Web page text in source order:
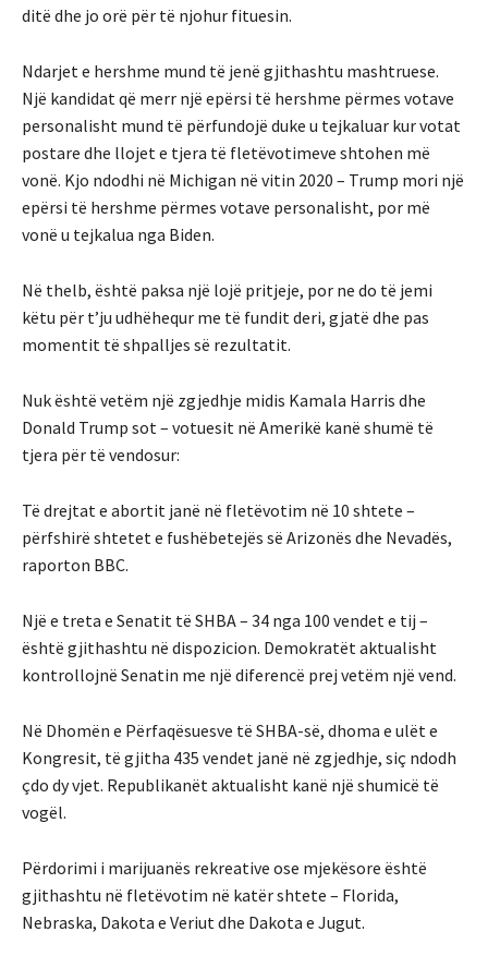
ditë dhe jo orë për të njohur fituesin.
Ndarjet e hershme mund të jenë gjithashtu mashtruese.
Një kandidat që merr një epërsi të hershme përmes votave
personalisht mund të përfundojë duke u tejkaluar kur votat
postare dhe llojet e tjera të fletëvotimeve shtohen më
vonë. Kjo ndodhi në Michigan në vitin 2020 – Trump mori një
epërsi të hershme përmes votave personalisht, por më
vonë u tejkalua nga Biden.
Në thelb, është paksa një lojë pritjeje, por ne do të jemi
këtu për t’ju udhëhequr me të fundit deri, gjatë dhe pas
momentit të shpalljes së rezultatit.
Nuk është vetëm një zgjedhje midis Kamala Harris dhe
Donald Trump sot – votuesit në Amerikë kanë shumë të
tjera për të vendosur:
Të drejtat e abortit janë në fletëvotim në 10 shtete –
përfshirë shtetet e fushëbetejës së Arizonës dhe Nevadës,
raporton BBC.
Një e treta e Senatit të SHBA – 34 nga 100 vendet e tij –
është gjithashtu në dispozicion. Demokratët aktualisht
kontrollojnë Senatin me një diferencë prej vetëm një vend.
Në Dhomën e Përfaqësuesve të SHBA-së, dhoma e ulët e
Kongresit, të gjitha 435 vendet janë në zgjedhje, siç ndodh
çdo dy vjet. Republikanët aktualisht kanë një shumicë të
vogël.
Përdorimi i marijuanës rekreative ose mjekësore është
gjithashtu në fletëvotim në katër shtete – Florida,
Nebraska, Dakota e Veriut dhe Dakota e Jugut.